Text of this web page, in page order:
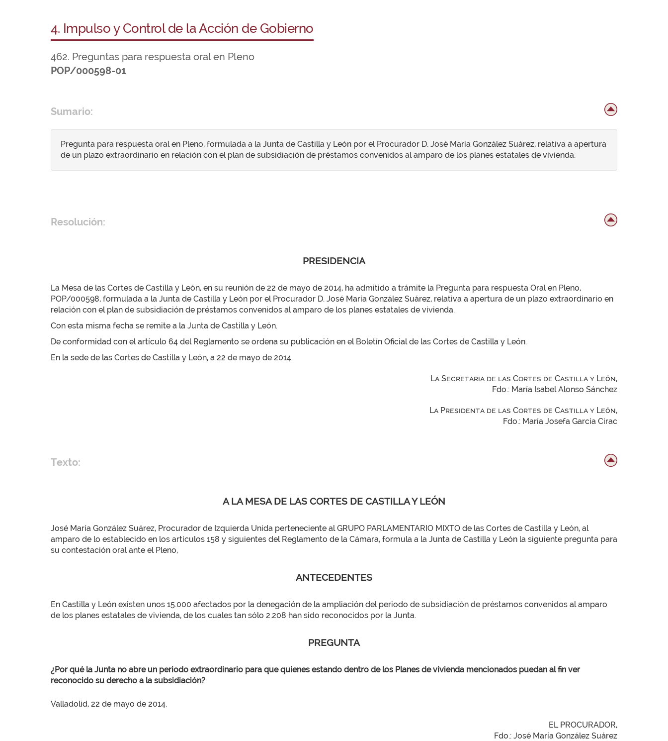
4. Impulso y Control de la Acción de Gobierno
462. Preguntas para respuesta oral en Pleno
POP/000598-01
Sumario:
Pregunta para respuesta oral en Pleno, formulada a la Junta de Castilla y León por el Procurador D. José María González Suárez, relativa a apertura
de un plazo extraordinario en relación con el plan de subsidiación de préstamos convenidos al amparo de los planes estatales de vivienda.
Resolución:
PRESIDENCIA
La Mesa de las Cortes de Castilla y León, en su reunión de 22 de mayo de 2014, ha admitido a trámite la Pregunta para respuesta Oral en Pleno,
POP/000598, formulada a la Junta de Castilla y León por el Procurador D. José María González Suárez, relativa a apertura de un plazo extraordinario en
relación con el plan de subsidiación de préstamos convenidos al amparo de los planes estatales de vivienda.
Con esta misma fecha se remite a la Junta de Castilla y León.
De conformidad con el artículo 64 del Reglamento se ordena su publicación en el Boletín Oficial de las Cortes de Castilla y León.
En la sede de las Cortes de Castilla y León, a 22 de mayo de 2014.
La Secretaria de las Cortes de Castilla y León,
Fdo.: María Isabel Alonso Sánchez
La Presidenta de las Cortes de Castilla y León,
Fdo.: María Josefa García Cirac
Texto:
A LA MESA DE LAS CORTES DE CASTILLA Y LEÓN
José María González Suárez, Procurador de Izquierda Unida perteneciente al GRUPO PARLAMENTARIO MIXTO de las Cortes de Castilla y León, al
amparo de lo establecido en los artículos 158 y siguientes del Reglamento de la Cámara, formula a la Junta de Castilla y León la siguiente pregunta para
su contestación oral ante el Pleno,
ANTECEDENTES
En Castilla y León existen unos 15.000 afectados por la denegación de la ampliación del periodo de subsidiación de préstamos convenidos al amparo
de los planes estatales de vivienda, de los cuales tan sólo 2.208 han sido reconocidos por la Junta.
PREGUNTA
¿Por qué la Junta no abre un periodo extraordinario para que quienes estando dentro de los Planes de vivienda mencionados puedan al fin ver
reconocido su derecho a la subsidiación?
Valladolid, 22 de mayo de 2014.
EL PROCURADOR,
Fdo.: José María González Suárez